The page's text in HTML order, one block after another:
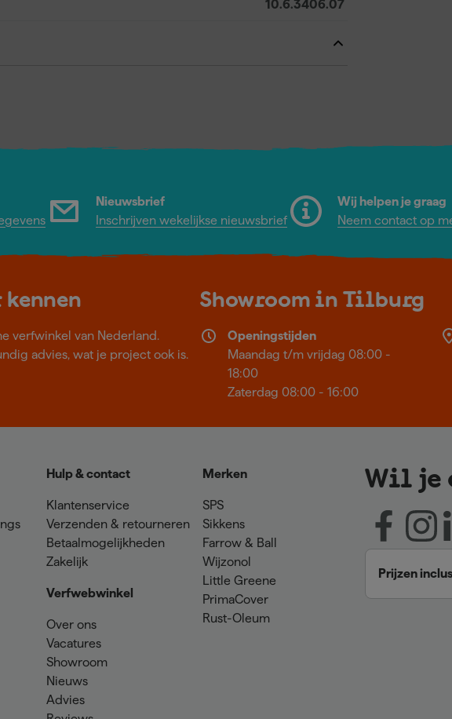
10.6.3406.07
Nieuwsbrief
Inschrijven wekelijkse nieuwsbrief
Wij helpen je graag
Neem contact op
verfwinkel van Nederland.
advies, wat je project ook is.
Showroom in Tilburg
Openingstijden
Maandag t/m vrijdag 08:00 -
18:00
Zaterdag 08:00 - 16:00
Hulp & contact
Klantenservice
Verzenden & retourneren
Betaalmogelijkheden
Zakelijk
Verfwebwinkel
Over ons
Vacatures
Showroom
Nieuws
Advies
Merken
SPS
Sikkens
Farrow & Ball
Wijzonol
Little Greene
PrimaCover
Rust-Oleum
Wil je
Prijzen